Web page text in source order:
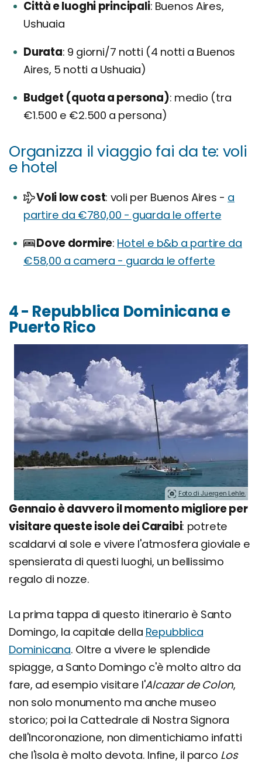
Città e luoghi principali Buenos Aires,
Ushuaia
Durata 9 giorni/7 notti (4 notti a Buenos
Aires, 5 notti a Ushuaia)
Budget (quota a persona) medio (tra
€1.500 e €2.500 a persona)
Organizza il viaggio fai da te: voli
e hotel
Voli low cost voli per Buenos Aires - a
partire da €780,00 - guarda le offerte
Dove dormire Hotel e b&b a partire da
€58,00 a camera - guarda le offerte
4 - Repubblica Dominicana e
Puerto Rico
Foto di Juergen Lehle.
Gennaio è davvero il momento migliore per
visitare queste isole dei Caraibi: potrete
scaldarvi al sole e vivere l'atmosfera gioviale e
spensierata di questi luoghi, un bellissimo
regalo di nozze.
La prima tappa di questo itinerario è Santo
Domingo, la capitale della Repubblica
Dominicana. Oltre a vivere le splendide
spiagge, a Santo Domingo c'è molto altro da
fare, ad esempio visitare l'Alcazar de Colon,
non solo monumento ma anche museo
storico; poi la Cattedrale di Nostra Signora
dell'Incoronazione, non dimentichiamo infatti
che l'isola è molto devota. Infine, il parco Los